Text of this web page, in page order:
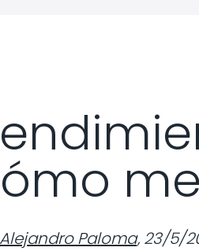
Alejandro Paloma, 23/5/